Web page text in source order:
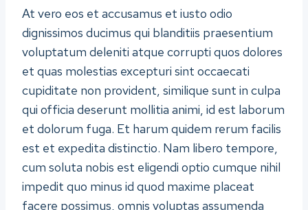
At vero eos et accusamus et iusto odio
dignissimos ducimus qui blanditiis praesentium
voluptatum deleniti atque corrupti quos dolores
et quas molestias excepturi sint occaecati
cupiditate non provident, similique sunt in culpa
qui officia deserunt mollitia animi, id est laborum
et dolorum fuga. Et harum quidem rerum facilis
est et expedita distinctio. Nam libero tempore,
cum soluta nobis est eligendi optio cumque nihil
impedit quo minus id quod maxime placeat
facere possimus, omnis voluptas assumenda